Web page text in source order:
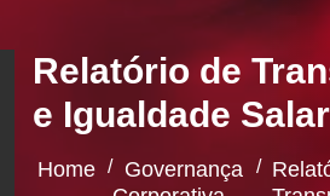
Relatório de
e Igualdade
Home /
Governança
/